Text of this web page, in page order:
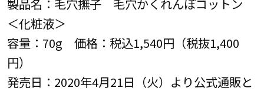
＜化粧液＞
容量：70g 価格：税込1,540円（税抜1,400
円）
発売日：2020年4月21日（火）より公式通販と